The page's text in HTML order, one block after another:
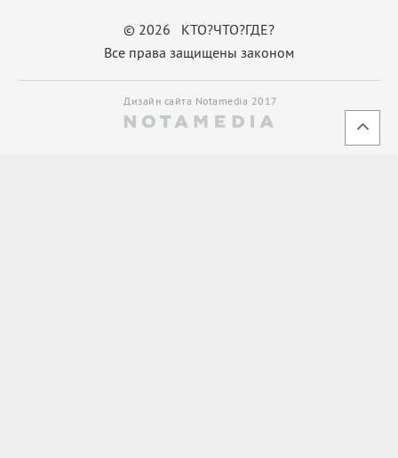
© 2026 КТО?ЧТО?ГДЕ?
Все права защищены законом
Дизайн сайта Notamedia 2017